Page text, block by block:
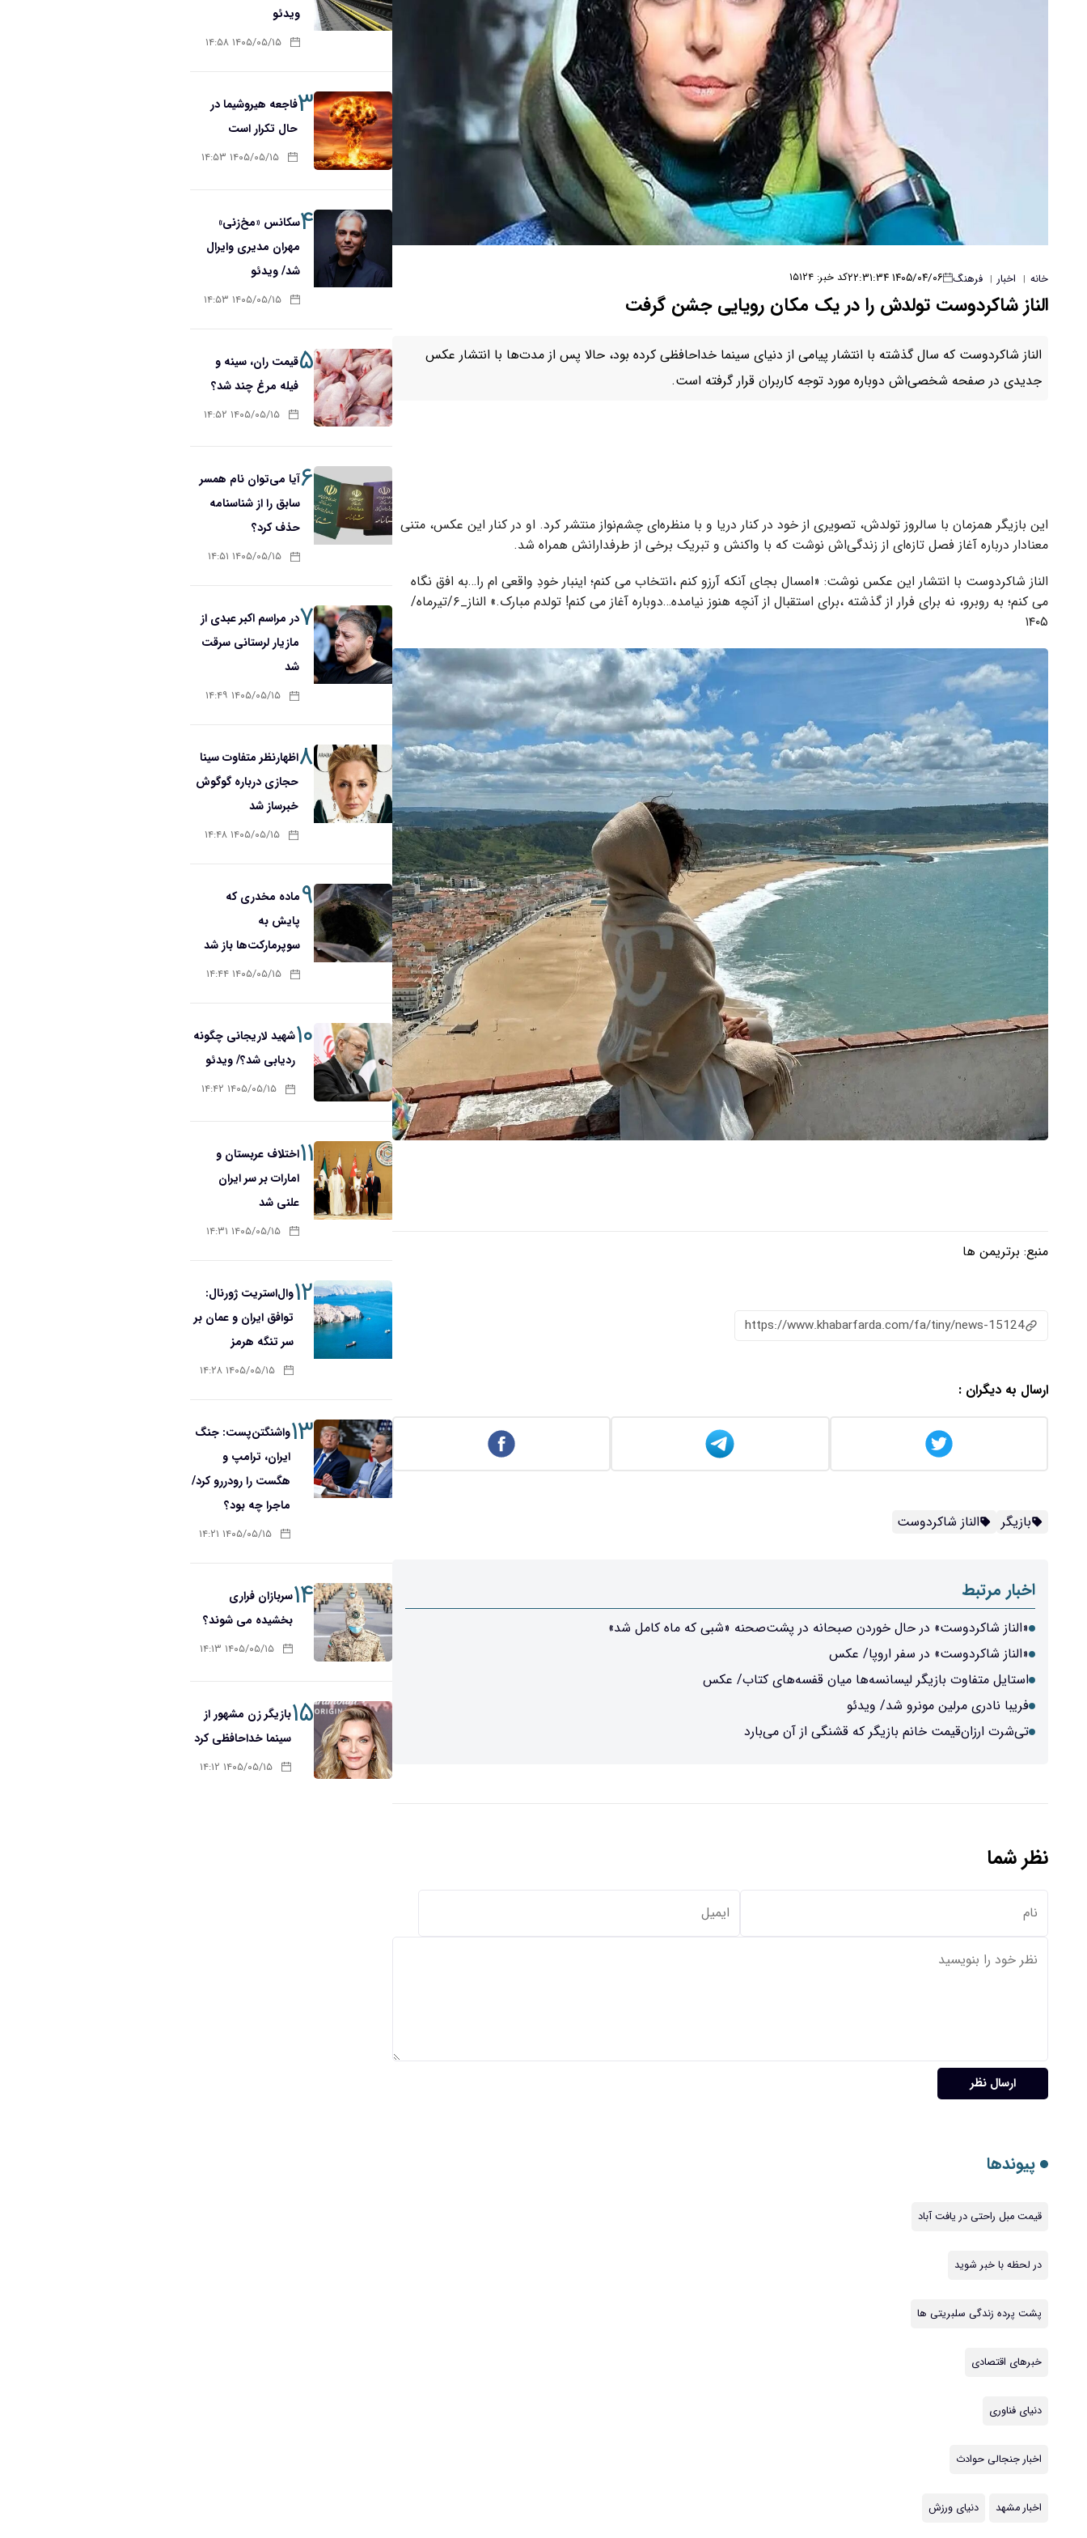
خانه | اخبار | فرهنگ ۱۴۰۵/۰۴/۰۶ ۲۲:۳۱:۳۴ کد خبر: ۱۵۱۲۴
الناز شاکردوست تولدش را در یک مکان رویایی جشن گرفت
الناز شاکردوست که سال گذشته با انتشار پیامی از دنیای سینما خداحافظی کرده بود، حالا پس از مدت‌ها با انتشار عکس
جدیدی در صفحه شخصی‌اش دوباره مورد توجه کاربران قرار گرفته است.
این بازیگر همزمان با سالروز تولدش، تصویری از خود در کنار دریا و با منظره‌ای چشم‌نواز منتشر کرد. او در کنار این عکس، متنی
معنادار درباره آغاز فصل تازه‌ای از زندگی‌اش نوشت که با واکنش و تبریک برخی از طرفدارانش همراه شد.
الناز شاکردوست با انتشار این عکس نوشت: «امسال بجای آنکه آرزو کنم ،انتخاب می کنم؛ اینبار خودِ واقعی ام را…به افق نگاه
می کنم؛ به روبرو، نه برای فرار از گذشته ،برای استقبال از آنچه هنوز نیامده…دوباره آغاز می کنم! تولدم مبارک.» الناز_۶/تیرماه/
۱۴۰۵
منبع: برتریمن ها
https://www.khabarfarda.com/fa/tiny/news-15124
ارسال به دیگران :
بازیگر الناز شاکردوست
اخبار مرتبط
«الناز شاکردوست» در حال خوردن صبحانه در پشت‌صحنه «شبی که ماه کامل شد»
«الناز شاکردوست» در سفر اروپا/ عکس
استایل متفاوت بازیگر لیسانسه‌ها میان قفسه‌های کتاب/ عکس
فریبا نادری مرلین مونرو شد/ ویدئو
تی‌شرت ارزان‌قیمت‌ خانم بازیگر که قشنگی از آن می‌بارد
نظر شما
ارسال نظر
ویدئو
۱۴۰۵/۰۵/۱۵ ۱۴:۵۸
۳فاجعه هیروشیما در
حال تکرار است
۱۴۰۵/۰۵/۱۵ ۱۴:۵۳
۴سکانس «مخ‌زنی»
مهران مدیری وایرال
شد/ ویدئو
۱۴۰۵/۰۵/۱۵ ۱۴:۵۳
۵قیمت ران، سینه و
فیله مرغ چند شد؟
۱۴۰۵/۰۵/۱۵ ۱۴:۵۲
۶آیا می‌توان نام همسر
سابق را از شناسنامه
حذف کرد؟
۱۴۰۵/۰۵/۱۵ ۱۴:۵۱
۷در مراسم اکبر عبدی از
مازیار لرستانی سرقت
شد
۱۴۰۵/۰۵/۱۵ ۱۴:۴۹
۸اظهارنظر متفاوت سینا
حجازی درباره گوگوش
خبرساز شد
۱۴۰۵/۰۵/۱۵ ۱۴:۴۸
۹ماده مخدری که
پایش به
سوپرمارکت‌ها باز شد
۱۴۰۵/۰۵/۱۵ ۱۴:۴۴
۱۰شهید لاریجانی چگونه
ردیابی شد؟/ ویدئو
۱۴۰۵/۰۵/۱۵ ۱۴:۴۲
۱۱اختلاف عربستان و
امارات بر سر ایران
علنی شد
۱۴۰۵/۰۵/۱۵ ۱۴:۳۱
۱۲وال‌استریت ژورنال:
توافق ایران و عمان بر
سر تنگه هرمز
۱۴۰۵/۰۵/۱۵ ۱۴:۲۸
۱۳واشنگتن‌پست: جنگ
ایران، ترامپ و
هگست را رودررو کرد/
ماجرا چه بود؟
۱۴۰۵/۰۵/۱۵ ۱۴:۲۱
۱۴سربازان فراری
بخشیده می شوند؟
۱۴۰۵/۰۵/۱۵ ۱۴:۱۳
۱۵بازیگر زن مشهور از
سینما خداحافظی کرد
۱۴۰۵/۰۵/۱۵ ۱۴:۱۲
پیوندها
قیمت مبل راحتی در یافت آباد
در لحظه با خبر شوید
پشت پرده زندگی سلبریتی ها
خبرهای اقتصادی
دنیای فناوری
اخبار جنجالی حوادث
اخبار مشهد دنیای ورزش